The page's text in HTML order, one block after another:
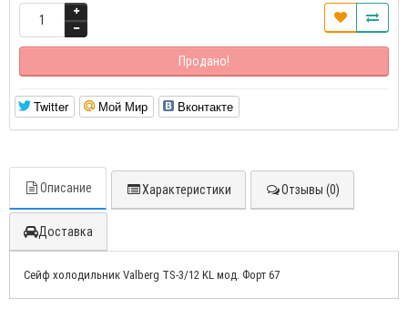
Продано!
Twitter Мой Мир Вконтакте
Описание Характеристики Отзывы (0)
Доставка
Сейф холодильник Valberg TS-3/12 KL мод. Форт 67